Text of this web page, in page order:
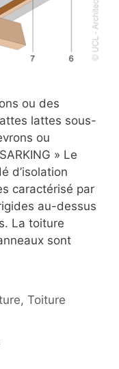
ou des
lattes sous-
ou
» Le
d’isolation
caractérisé par
au-dessus
La toiture
sont
,Toiture